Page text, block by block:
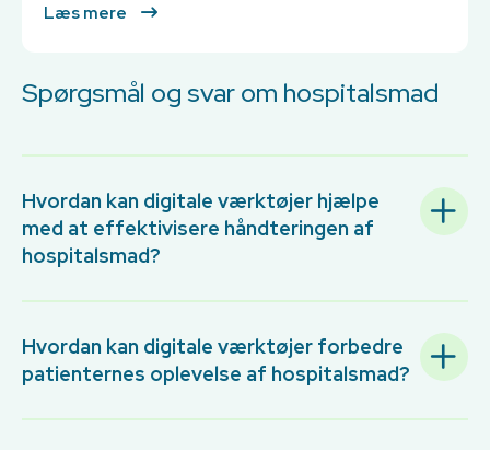
Læs mere
Spørgsmål og svar om hospitalsmad
Hvordan kan digitale værktøjer hjælpe
med at effektivisere håndteringen af
hospitalsmad?
Hvordan kan digitale værktøjer forbedre
patienternes oplevelse af hospitalsmad?